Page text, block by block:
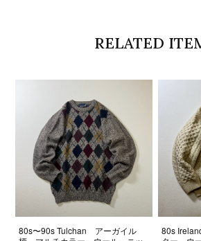
RELATED
80s〜90s Tulchan アーガイル
80s